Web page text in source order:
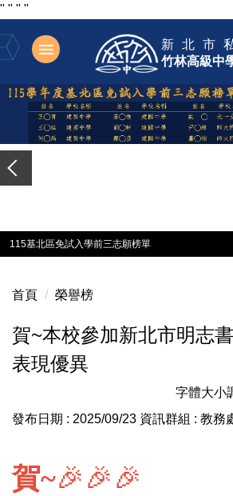
" " " "
跳
到
要
區
新北市
竹林高級中
115基北區免試入學前三志願榜單
首頁 榮譽榜
賀~本校參加新北市明志
表現優異
字體大小
發布日期 : 2025/09/23 資訊群組 : 教務
賀~🎉🎉🎉